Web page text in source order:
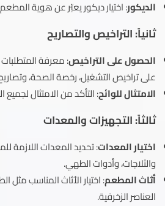
الديكور: اختيار ديكور يعبّر عن هوية
ثانياً:التراخيص والتصاريح
الحصول على التراخيص: معرفة
على تراخيص التشغيل، رخصة الصحة،
الامتثال للوائح: التأكد من الامتثال لجميع
ثالثاً: التجهيزات والمعدات
اختيار المعدات: تحديد المعدات اللازمة
والثلاجات، وأدوات الطهي.
أثاث المطعم: اختيار الأثاث المناسب مثل
العناصر الزخرفية.